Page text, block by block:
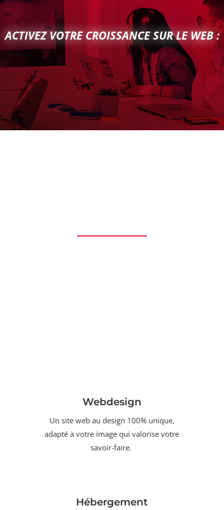
ACTIVEZ VOTRE CROISSANCE SUR LE WEB :
Webdesign
Un site web au design 100% unique,
adapté à votre image qui valorise votre
savoir-faire.
Hébergement